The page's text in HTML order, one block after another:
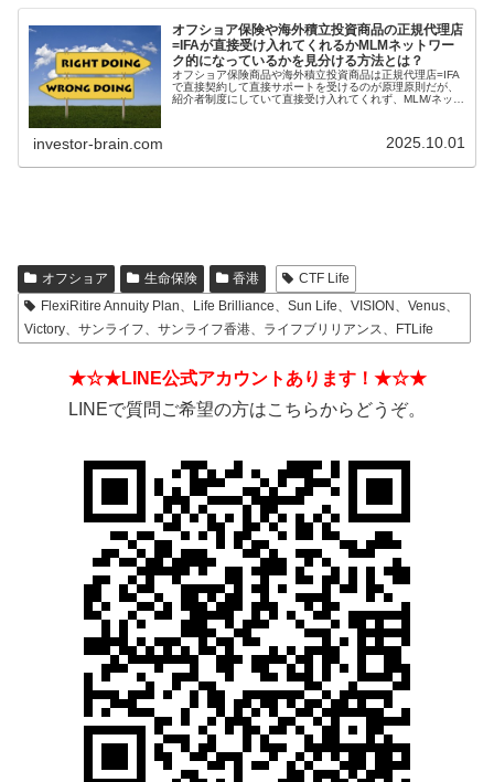
オフショア保険や海外積立投資商品の正規代理店
=IFAが直接受け入れてくれるかMLMネットワー
ク的になっているかを見分ける方法とは？
オフショア保険商品や海外積立投資商品は正規代理店=IFA
で直接契約して直接サポートを受けるのが原理原則だが、
紹介者制度にしていて直接受け入れてくれず、MLM/ネット
investor-brain.com 2025.10.01
オフショア 生命保険 香港
CTF Life
FlexiRitire Annuity Plan、Life Brilliance、Sun Life、VISION、Venus、
Victory、サンライフ、サンライフ香港、ライフブリリアンス、FTLife
★☆★LINE公式アカウントあります！★☆★
LINEで質問ご希望の方はこちらからどうぞ。